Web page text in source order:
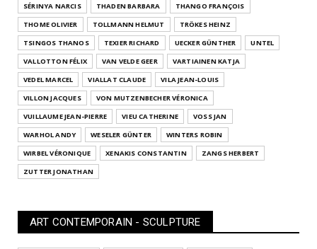
SÉRINYA NARCIS
THADEN BARBARA
THANGO FRANÇOIS
THOME OLIVIER
TOLLMANN HELMUT
TRÖKES HEINZ
TSINGOS THANOS
TEXIER RICHARD UECKER GÜNTHER
UNTEL
VALLOTTON FÉLIX
VAN VELDE GEER
VARTIAINEN KATJA
VEDEL MARCEL
VIALLAT CLAUDE
VILA JEAN-LOUIS
VILLON JACQUES
VON MUTZENBECHER VÉRONICA
VUILLAUME JEAN-PIERRE
VIEU CATHERINE
VOSS JAN
WARHOL ANDY
WESELER GÜNTER
WINTERS ROBIN
WIRBEL VÉRONIQUE
XENAKIS CONSTANTIN
ZANGS HERBERT
ZUTTER JONATHAN
ART CONTEMPORAIN - SCULPTURE